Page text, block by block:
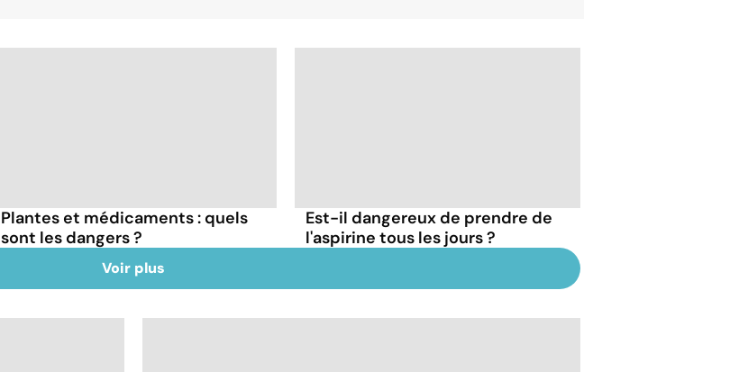
Plantes et médicaments : quels
sont les dangers ?
Est-il dangereux de prendre de
l'aspirine tous les jours ?
Voir plus